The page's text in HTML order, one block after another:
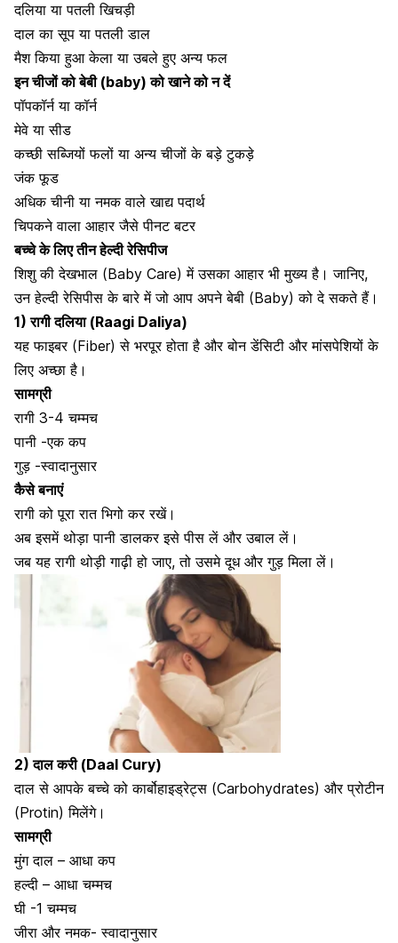
दलिया या पतली खिचड़ी
दाल का सूप या पतली डाल
मैश किया हुआ केला या उबले हुए अन्य फल
इन चीजों को बेबी (baby) को खाने को न दें
पॉपकॉर्न या कॉर्न
मेवे या सीड
कच्छी सब्जियों फलों या अन्य चीजों के बड़े टुकड़े
जंक फूड
अधिक चीनी या नमक वाले खाद्य पदार्थ
चिपकने वाला आहार जैसे पीनट बटर
बच्चे के लिए तीन हेल्दी रेसिपीज
शिशु की देखभाल (Baby Care) में उसका आहार भी मुख्य है। जानिए,
उन हेल्दी रेसिपीस के बारे में जो आप अपने बेबी (Baby) को दे सकते हैं।
1) रागी दलिया (Raagi Daliya)
यह फाइबर (Fiber) से भरपूर होता है और बोन डेंसिटी औरमांसपेशियों के
लिए अच्छा है।
सामग्री
रागी 3-4 चम्मच
पानी -एक कप
गुड़ -स्वादानुसार
कैसे बनाएं
रागी को पूरा रात भिगो कर रखें।
अब इसमें थोड़ापानी डालकर इसे पीस लें और उबाल लें।
जब यह रागी थोड़ी गाढ़ी हो जाए, तो उसमे दूध और गुड़ मिला लें।
2) दाल करी (Daal Cury)
दाल से आपके बच्चे कोकार्बोहाइड्रेट्स (Carbohydrates) और प्रोटीन
(Protin) मिलेंगे।
सामग्री
मुंग दाल – आधा कप
हल्दी – आधा चम्मच
घी -1 चम्मच
जीरा और नमक- स्वादानुसार